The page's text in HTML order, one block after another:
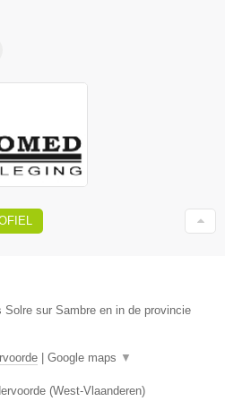
sur Sambre en in de provincie
| Google maps ▼
(West-Vlaanderen)